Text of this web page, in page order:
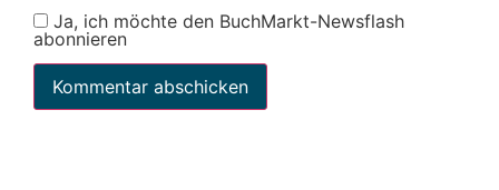
Ja, ich möchte den BuchMarkt-Newsflash
abonnieren